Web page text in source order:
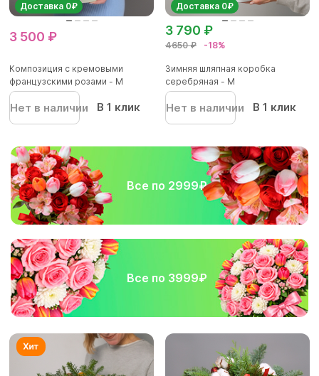
Доставка 0₽
3 500 ₽
Композиция с кремовыми
французскими розами - M
Нет в наличии В 1 клик
Доставка 0₽
4650 ₽ -18%
3 790 ₽
Зимняя шляпная коробка
серебряная - М
Нет в наличии В 1 клик
Все по 2999₽
Все по 3999₽